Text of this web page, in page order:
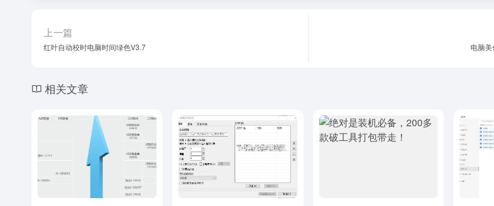
上一篇
红叶自动校时电脑时间绿色V3.7 电脑
相关文章